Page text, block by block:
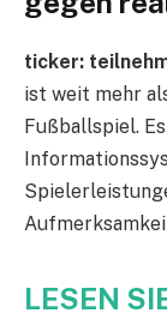
ticker:
ist weit mehr
Fußballspiel.
LESEN